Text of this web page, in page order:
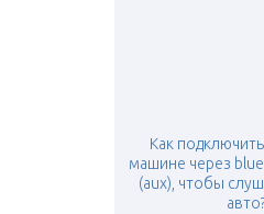
Как
машине через
(aux), чтобы